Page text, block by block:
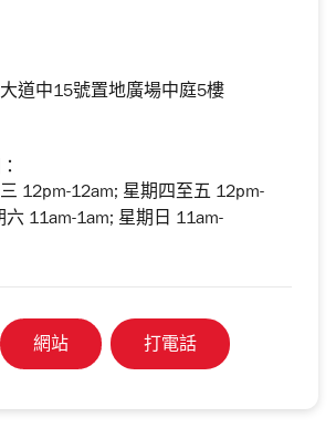
道中15號置地廣場中庭5樓
12pm-12am; 星期四至五 12pm-
六 11am-1am; 星期日 11am-
網站 打電話